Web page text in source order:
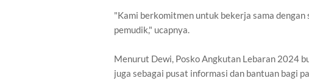
"Kami berkomitmen untuk bekerja sama
pemudik," ucapnya.
Menurut Dewi, Posko Angkutan Lebaran 2024
juga sebagai pusat informasi dan bantuan bagi